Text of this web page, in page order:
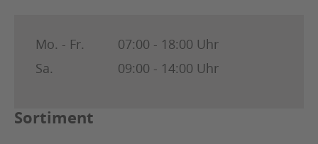
Mo. - Fr.
07:00 - 18:00 Uhr
Sa.
09:00 - 14:00 Uhr
Sortiment